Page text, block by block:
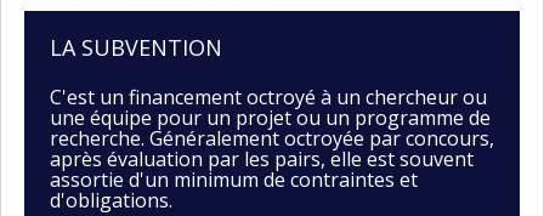
LA SUBVENTION
C'est un financement octroyé à un chercheur ou
une équipe pour un projet ou un programme de
recherche. Généralement octroyée par concours,
après évaluation par les pairs, elle est souvent
assortie d'un minimum de contraintes et
d'obligations.